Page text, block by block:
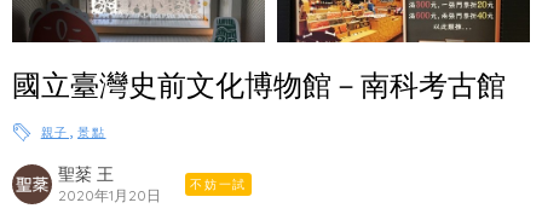
國立臺灣史前文化博物館－南科考古館
親子 ,景點
聖棻 王
2020年1月20日
不妨一試